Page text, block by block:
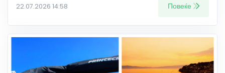
22.07.2026 14:58 Повеќе